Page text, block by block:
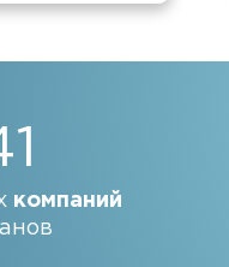
компаний